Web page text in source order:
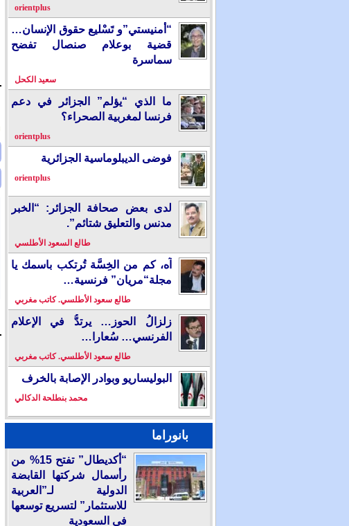
orientplus
“أمنيستي”و تَسْليع حقوق الإنسان…
قضية بوعلام صنصال تفضح
سماسرة
سعيد الكحل
ما الذي “يؤلم” الجزائر في دعم
فرنسا لمغربية الصحراء؟
orientplus
فوضى الديبلوماسية الجزائرية
orientplus
لدى بعض صحافة الجزائر: “الخبر
مدنس والتعليق شتائم”.
طالع السعود الأطلسي
آه، كم من الخِسَّة تُرتكب باسمك يا
مجلة“مريان” فرنسية…
طالع سعود الأطلسي. كاتب مغربي
زلزالُ الحوز… يرتدُّ في الإعلام
الفرنسي… سُعارا…
طالع سعود الأطلسي. كاتب مغربي
البوليساريو وبوادر الإصابة بالخرف
محمد بنطلحة الدكالي
بانوراما
“أكديطال” تفتح 15% من
رأسمال شركتها القابضة
الدولية لـ”العربية
للاستثمار” لتسريع توسعها
في السعودية